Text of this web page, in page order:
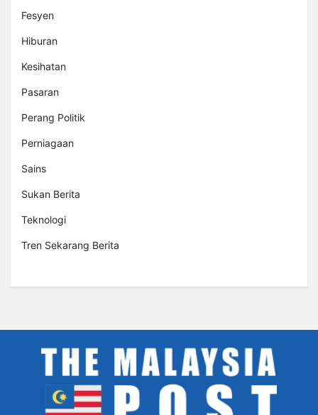
Fesyen
Hiburan
Kesihatan
Pasaran
Perang Politik
Perniagaan
Sains
Sukan Berita
Teknologi
Tren Sekarang Berita